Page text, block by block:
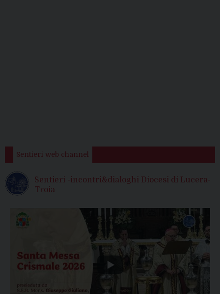
Sentieri web channel
Sentieri -incontri&dialoghi Diocesi di Lucera-
Troia